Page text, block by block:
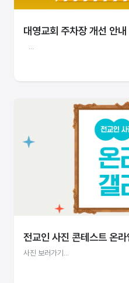
대영교회 주차장 개선 안내
...
전교인 사진 콘테스트 온라
사진 보러가기...